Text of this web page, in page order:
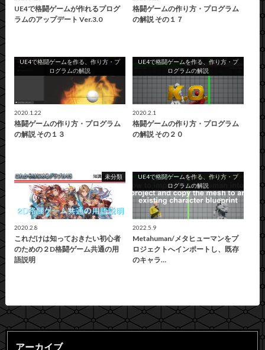
UE4で格闘ゲームが作れるプログ
ラムのアップデート Ver.3.0
格闘ゲームの作り方・プログラム
の解説 その１７
UE4で格闘ゲームを作る、作り方・プ
ログラムの解説
2020.1.22
格闘ゲームの作り方・プログラム
の解説 その１３
UE4で格闘ゲームを作る、作り方・プ
ログラムの解説
2020.2.1
格闘ゲームの作り方・プログラム
の解説 その２０
未分類
2020.2.8
これだけは知っておきたい初心者
のための２D格闘ゲーム共通の用
語説明
UE4で格闘ゲームを作る、作り方・プ
ログラムの解説
2022.5.9
Metahuman/メタヒューマンをプ
ロジェクトへインポートし、既存
のキャラ…
アーカイブ